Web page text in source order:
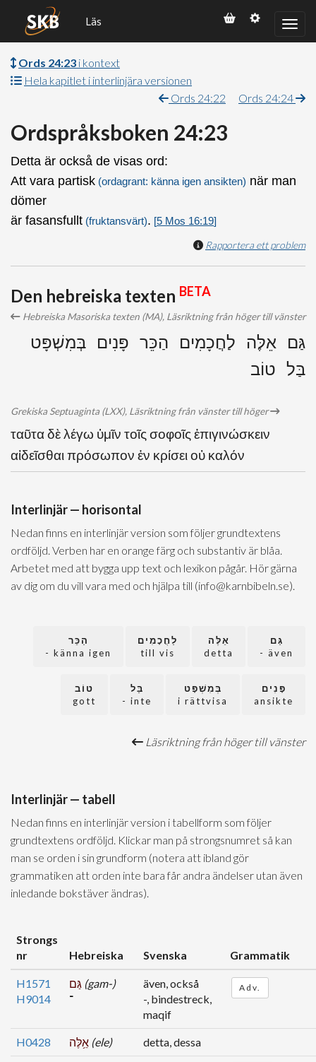
Läs
Ords 24:23 i kontext
Hela kapitlet i interlinjära versionen
Ords 24:22
Ords 24:24
Ordspråksboken 24:23
Detta är också de visas ord:
Att vara partisk (ordagrant: känna igen ansikten) när man
dömer
är fasansfullt (fruktansvärt). [5 Mos 16:19]
Rapportera ett problem
Den hebreiska texten BETA
Hebreiska Masoriska texten (MA), Läsriktning från höger till vänster
גַּם אֵלֶּה לַחֲכָמִים הַכֵּר פָּנִים בְּמִשְׁפָּט
בַּל טוֹב
Grekiska Septuaginta (LXX), Läsriktning från vänster till höger
ταῦτα δὲ λέγω ὑμῖν τοῖς σοφοῖς ἐπιγινώσκειν
αἰδεῖσθαι πρόσωπον ἐν κρίσει οὐ καλόν
Interlinjär — horisontal
Nedan finns en interlinjär version som följer grundtextens
ordföljd. Verben har en orange färg och substantiv är blåa.
Arbetet med att bygga upp text och lexikon pågår. Hör gärna
av dig om du vill vara med och hjälpa till (info@karnbibeln.se).
גַּם
även -
אֵלֶּה
detta
לַחֲכָמִים
till vis
הַכֵּר
känna igen -
פָּנִים
ansikte
בְּמִשְׁפָּט
i rättvisa
בַּל
inte -
טוֹב
gott
Läsriktning från höger till vänster
Interlinjär — tabell
Nedan finns en interlinjär version i tabellform som följer
grundtextens ordföljd. Klickar man på strongsnumret så kan
man se orden i sin grundform (notera att ibland gör
grammatiken att orden inte bara får andra ändelser utan även
inledande bokstäver ändras).
Strongs
nr
Hebreiska Svenska Grammatik
H1571
H9014
(gam-)
־
även, också
-, bindestreck,
maqif
Adv.
H0428 (ele) detta, dessa